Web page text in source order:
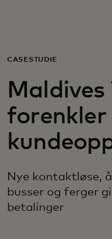
For bedrifter
For verden
For
Nyheter og
CASESTUDIE
forenkler
Nye kontaktløse,
busser og ferger
betalinger